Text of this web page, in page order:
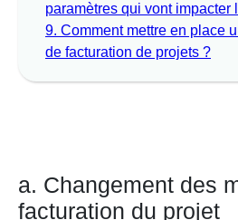
paramètres qui vont impacter
9. Comment mettre en place
de facturation de projets ?
a. Changement des
facturation du projet